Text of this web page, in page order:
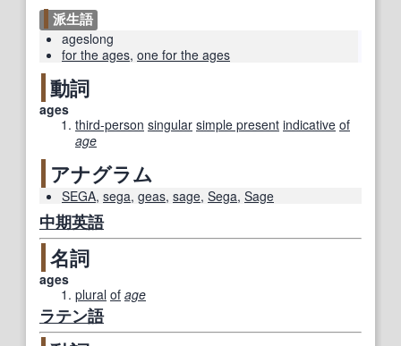
派生語
ageslong
for the ages, one for the ages
動詞
ages
third-person singular simple present indicative of
age
アナグラム
SEGA, sega, geas, sage, Sega, Sage
中期英語
名詞
ages
plural of age
ラテン語